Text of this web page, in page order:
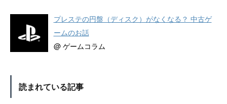
プレステの円盤（ディスク）がなくなる？ 中古ゲ
ームのお話
@ ゲームコラム
読まれている記事